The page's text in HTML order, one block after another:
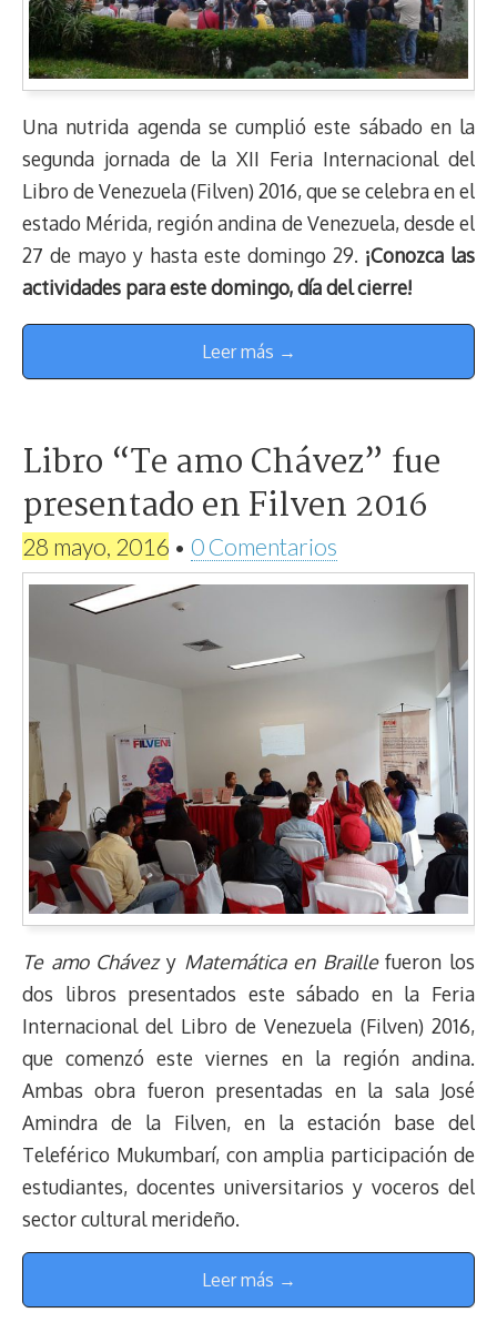
Una nutrida agenda se cumplió este sábado en la
segunda jornada de la XII Feria Internacional del
Libro de Venezuela (Filven) 2016, que se celebra en el
estado Mérida, región andina de Venezuela, desde el
27 de mayo y hasta este domingo 29. ¡Conozca las
actividades para este domingo, día del cierre!
Leer más →
Libro “Te amo Chávez” fue
presentado en Filven 2016
28 mayo, 2016 • 0 Comentarios
Te amo Chávezy Matemática en Braillefueron los
dos libros presentados este sábado en la Feria
Internacional del Libro de Venezuela (Filven) 2016,
que comenzó este viernes en la región andina.
Ambas obra fueron presentadas en la sala José
Amindra de la Filven, en la estación base del
Teleférico Mukumbarí, con amplia participación de
estudiantes, docentes universitarios y voceros del
sector cultural merideño.
Leer más →